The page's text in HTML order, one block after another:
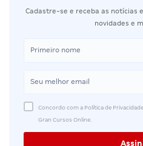
Cadastre-se e receba as notícias
novidades e
Concordo com a Política de
Gran Cursos Online.